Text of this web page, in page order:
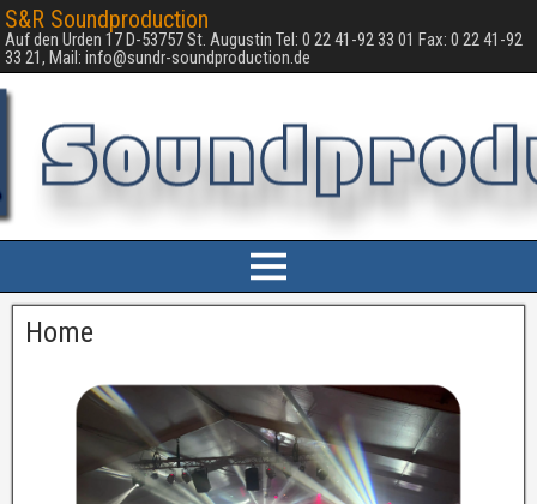
S&R Soundproduction
Auf den Urden 17 D-53757 St. Augustin Tel: 0 22 41-92 33 01 Fax: 0 22 41-92
33 21, Mail: info@sundr-soundproduction.de
Home